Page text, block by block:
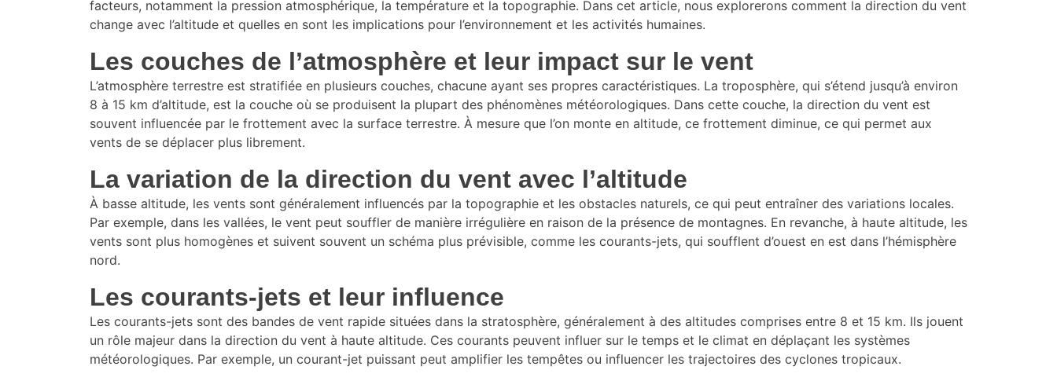
facteurs, notamment la pression atmosphérique, la température et la topographie. Dans cet article, nous explorerons comment la direction du vent
change avec l’altitude et quelles en sont les implications pour l’environnement et les activités humaines.
Les couches de l’atmosphère et leur impact sur le vent
L’atmosphère terrestre est stratifiée en plusieurs couches, chacune ayant ses propres caractéristiques. La troposphère, qui s’étend jusqu’à environ
8 à 15 km d’altitude, est la couche où se produisent la plupart des phénomènes météorologiques. Dans cette couche, la direction du vent est
souvent influencée par le frottement avec la surface terrestre. À mesure que l’on monte en altitude, ce frottement diminue, ce qui permet aux
vents de se déplacer plus librement.
La variation de la direction du vent avec l’altitude
À basse altitude, les vents sont généralement influencés par la topographie et les obstacles naturels, ce qui peut entraîner des variations locales.
Par exemple, dans les vallées, le vent peut souffler de manière irrégulière en raison de la présence de montagnes. En revanche, à haute altitude, les
vents sont plus homogènes et suivent souvent un schéma plus prévisible, comme les courants-jets, qui soufflent d’ouest en est dans l’hémisphère
nord.
Les courants-jets et leur influence
Les courants-jets sont des bandes de vent rapide situées dans la stratosphère, généralement à des altitudes comprises entre 8 et 15 km. Ils jouent
un rôle majeur dans la direction du vent à haute altitude. Ces courants peuvent influer sur le temps et le climat en déplaçant les systèmes
météorologiques. Par exemple, un courant-jet puissant peut amplifier les tempêtes ou influencer les trajectoires des cyclones tropicaux.